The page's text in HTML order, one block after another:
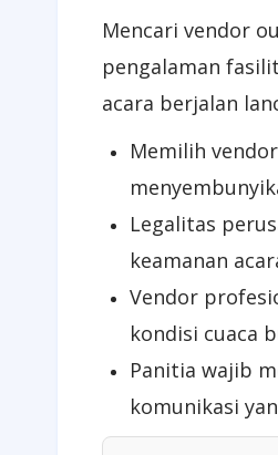
Mencari vendor
pengalaman
acara berjalan
Memilih
Legalitas
keamanan
Vendor
kondisi cuaca
Panitia wajib
komunikasi